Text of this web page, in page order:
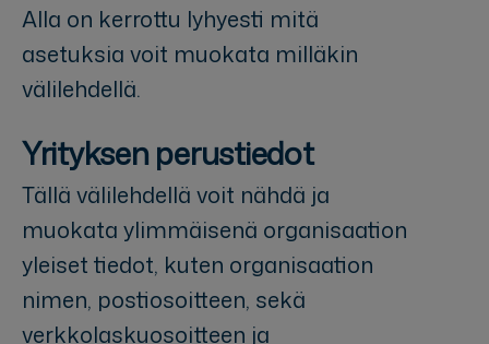
Alla on kerrottu lyhyesti mitä
asetuksia voit muokata milläkin
välilehdellä.
Yrityksen perustiedot
Tällä välilehdellä voit nähdä ja
muokata ylimmäisenä organisaation
yleiset tiedot, kuten organisaation
nimen, postiosoitteen, sekä
verkkolaskuosoitteen ja